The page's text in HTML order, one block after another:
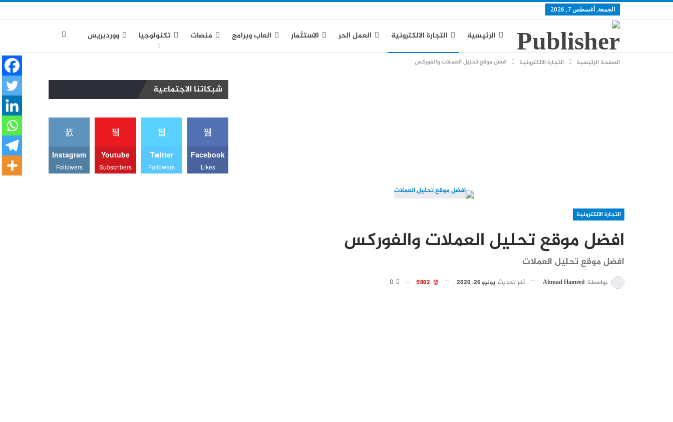
الجمعة, أغسطس 7, 2026
الرئيسية التجارة الالكترونية العمل الحر الاستثمار العاب وبرامج منصات تكنولوجيا ووردبريس
يوتيوب سياسة الخصوصية الصفحة الرئيسية التجارة الالكترونية افضل موقع تحليل العملات والفوركس
التجارة الالكترونية
افضل موقع تحليل العملات والفوركس
افضل موقع تحليل العملات
بواسطة Ahmad Hameed آخر تحديث يونيو 26, 2020
شبكاتنا الاجتماعية
Facebook
Likes
Twitter
Followers
Youtube
Subscribers
Instagram
Followers